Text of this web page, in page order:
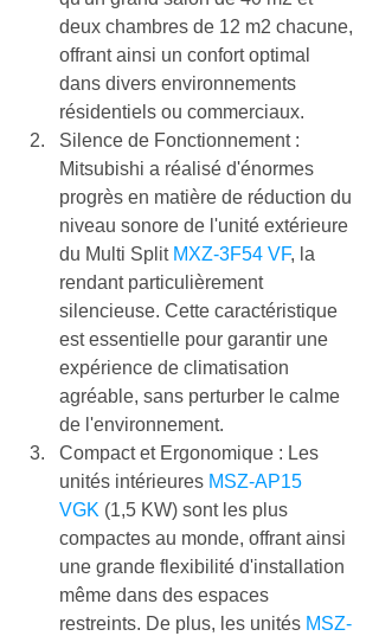
deux chambres de 12 m2 chacune,
offrant ainsi un confort optimal
dans divers environnements
résidentiels ou commerciaux.
Silence de Fonctionnement :
Mitsubishi a réalisé d'énormes
progrès en matière de réduction du
niveau sonore de l'unité extérieure
du Multi Split MXZ-3F54 VF, la
rendant particulièrement
silencieuse. Cette caractéristique
est essentielle pour garantir une
expérience de climatisation
agréable, sans perturber le calme
de l'environnement.
Compact et Ergonomique : Les
unités intérieures MSZ-AP15
VGK (1,5 KW) sont les plus
compactes au monde, offrant ainsi
une grande flexibilité d'installation
même dans des espaces
restreints. De plus, les unités MSZ-